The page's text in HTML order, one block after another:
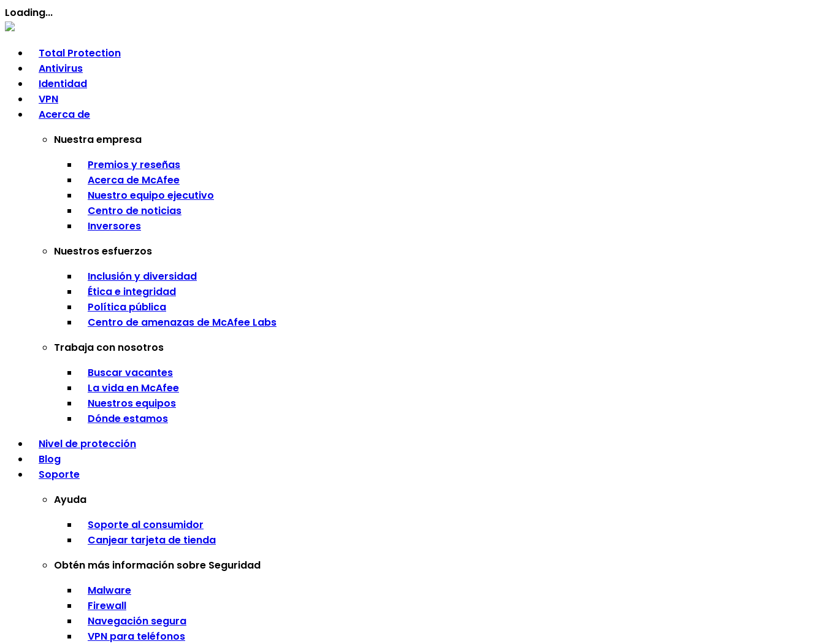
Loading...
Total Protection
Antivirus
Identidad
VPN
Acerca de
Nuestra empresa
Premios y reseñas
Acerca de McAfee
Nuestro equipo ejecutivo
Centro de noticias
Inversores
Nuestros esfuerzos
Inclusión y diversidad
Ética e integridad
Política pública
Centro de amenazas de McAfee Labs
Trabaja con nosotros
Buscar vacantes
La vida en McAfee
Nuestros equipos
Dónde estamos
Nivel de protección
Blog
Soporte
Ayuda
Soporte al consumidor
Canjear tarjeta de tienda
Obtén más información sobre Seguridad
Malware
Firewall
Navegación segura
VPN para teléfonos